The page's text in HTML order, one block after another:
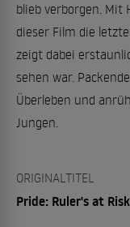
blieb verborgen.
dieser Film die
zeigt dabei
sehen war.
Überleben und
Jungen.
ORIGINALTITEL
Pride: Ruler's at Risk